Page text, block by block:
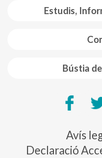
Estudis,
Bústia
Avís
Declaració